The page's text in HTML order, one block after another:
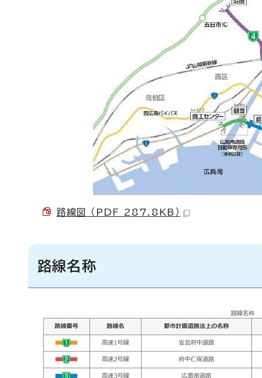
路線図 （PDF 287.8KB）
路線名称